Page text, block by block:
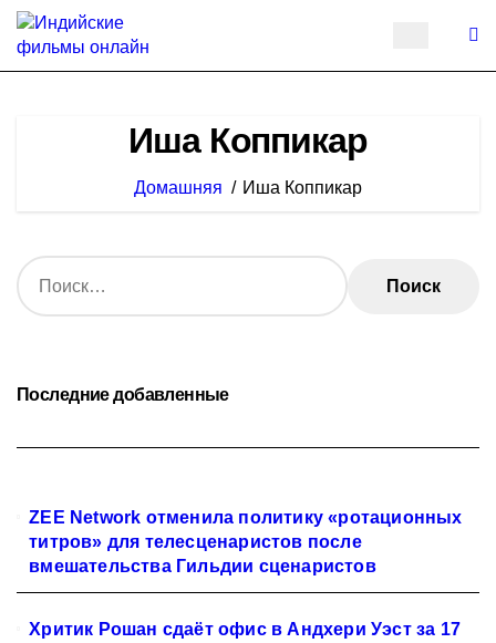
Перейти
содержанию
Иша Коппикар
Домашняя Иша Коппикар
Н
а
:Последние добавленные
ZEE Network отменила политику «ротационных
титров» для телесценаристов после
вмешательства Гильдии сценаристов
Хритик Рошан сдаёт офис в Андхери Уэст за 17